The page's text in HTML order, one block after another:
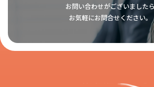
お問い合わせがございましたら
お気軽にお問合せください。